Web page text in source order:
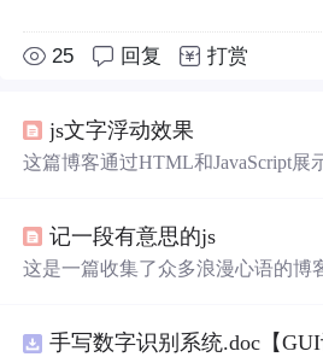
25 回复 打赏
js文字浮动效果
这篇博客通过HTML和JavaScript展
在页面上随机飘动的视觉效果。此
S样式和JavaScript事件监听的运用
记一段有意思的js
这是一篇收集了众多浪漫心语的博
的独特情感，仿佛每个瞬间都因你
手写数字识别系统.doc【GUI